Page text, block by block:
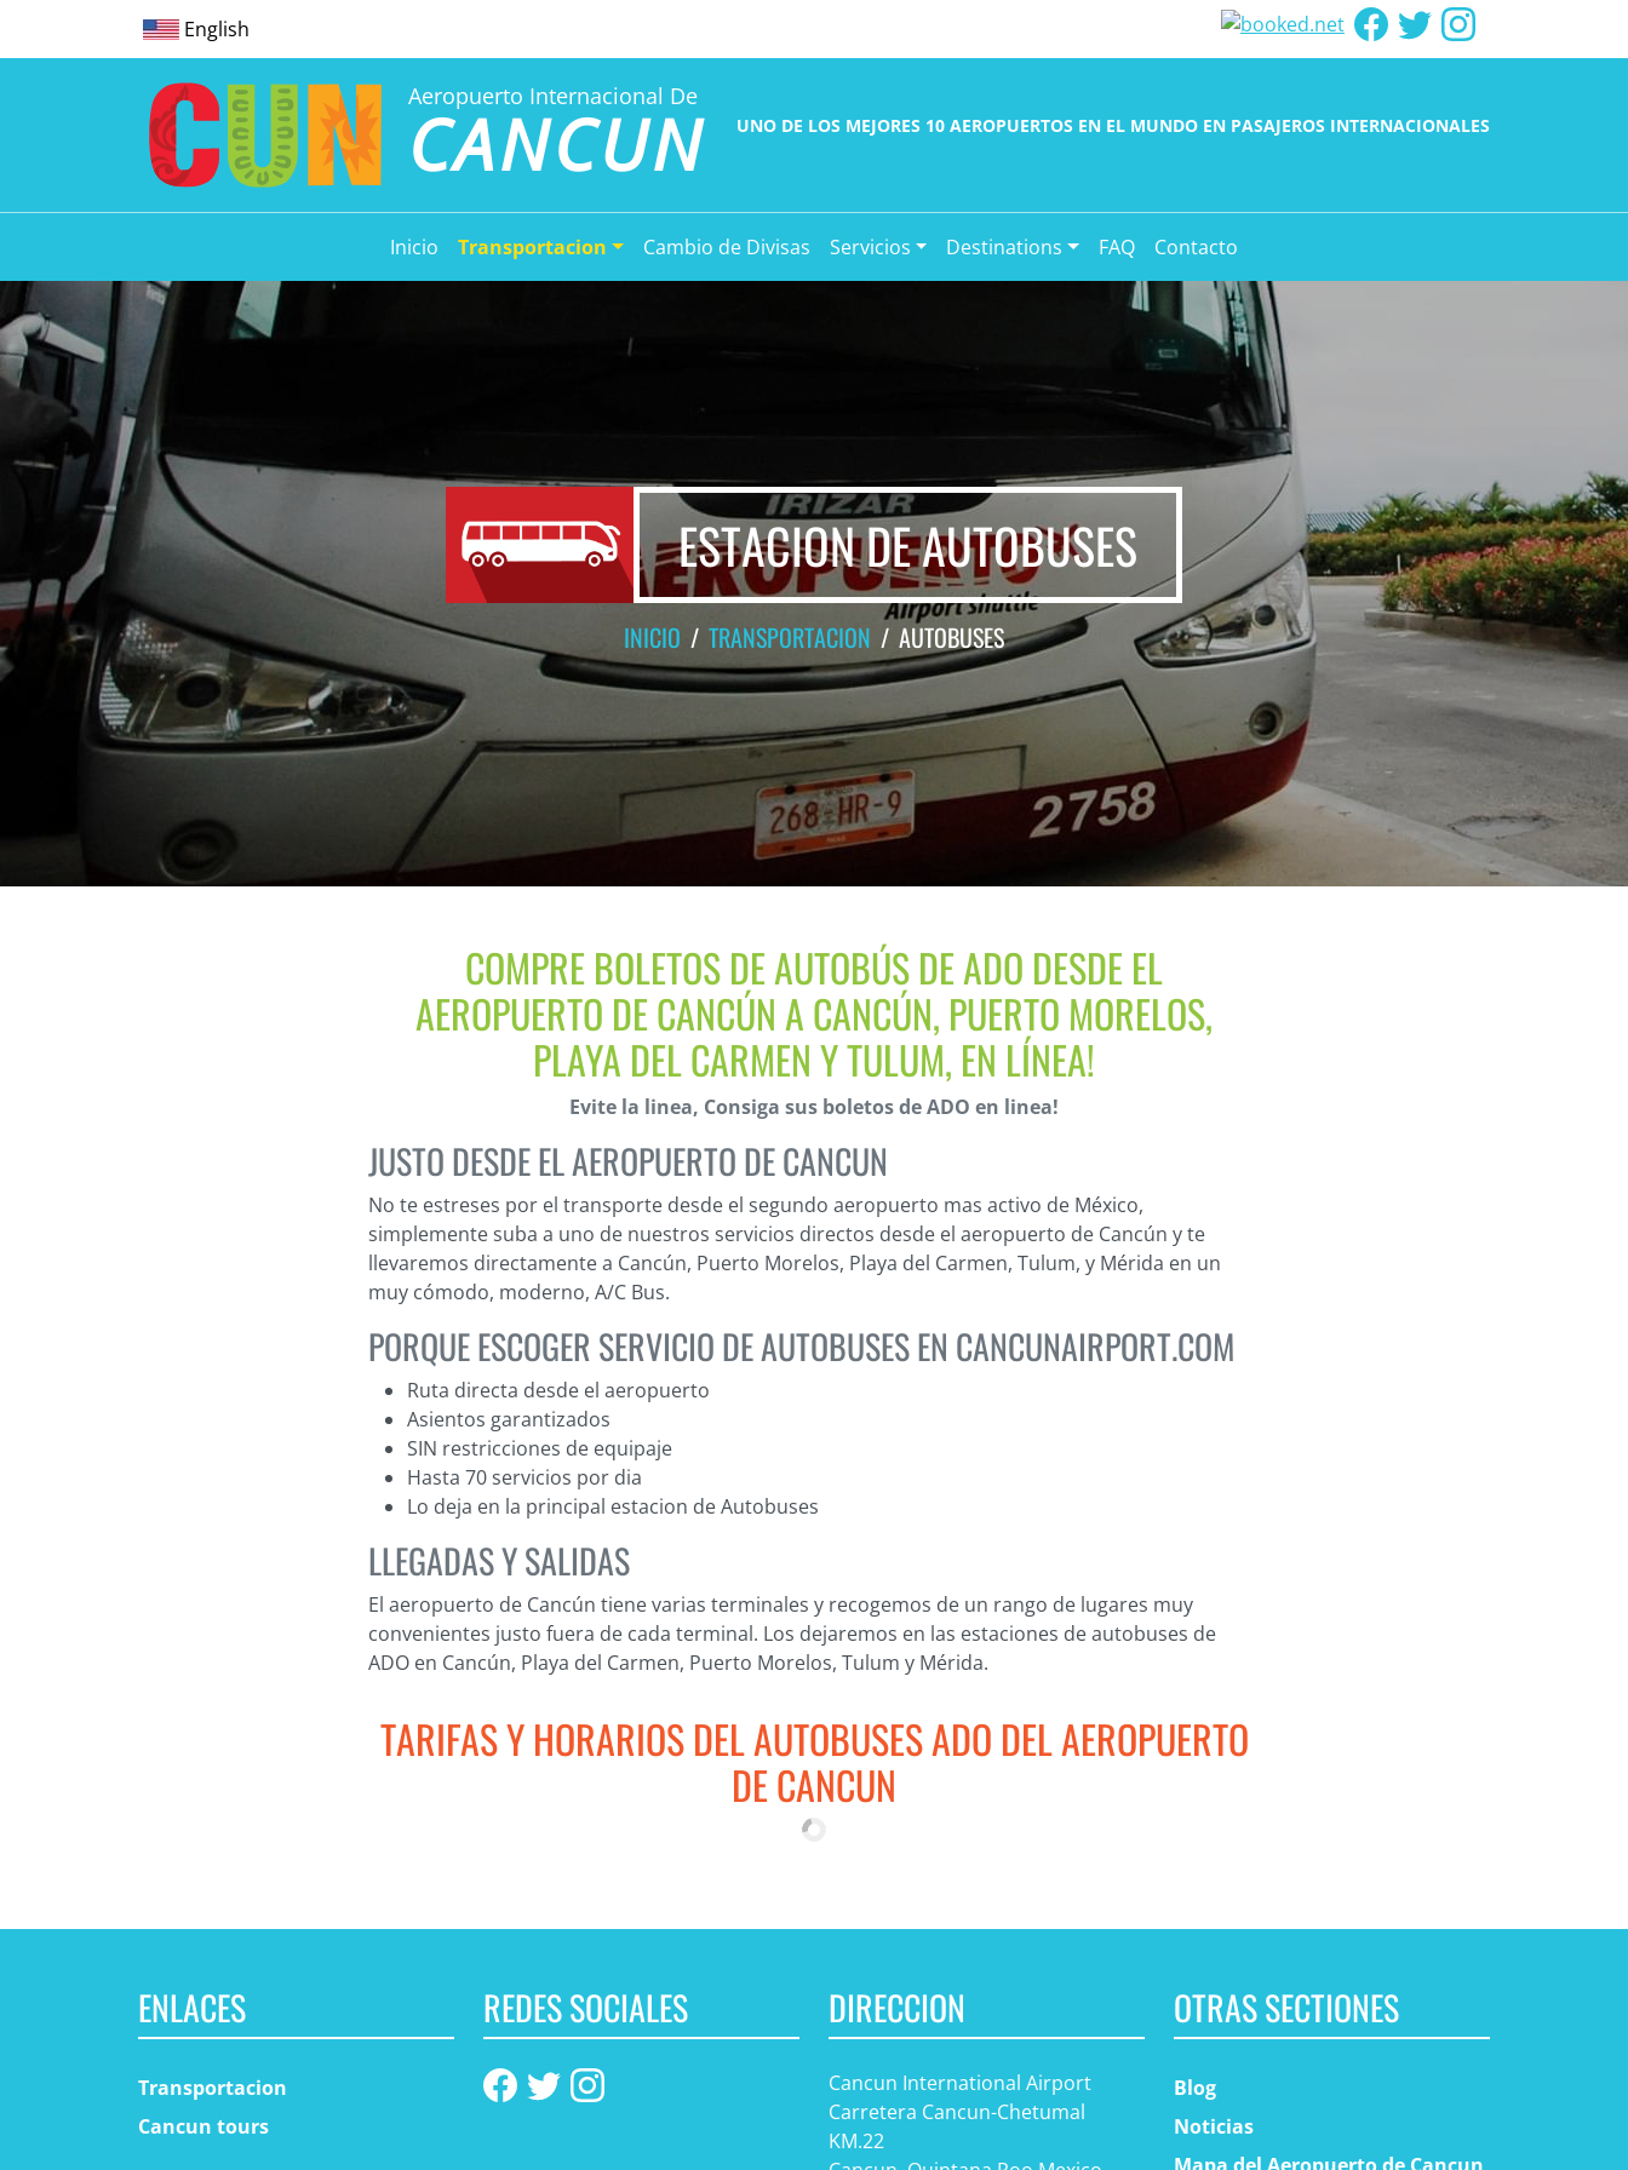
English
Aeropuerto Internacional De
CANCUN UNO DE LOS MEJORES 10 AEROPUERTOS EN EL MUNDO EN PASAJEROS INTERNACIONALES
Inicio Transportacion Cambio de Divisas Servicios Destinations FAQ Contacto
ESTACION DE AUTOBUSES
INICIO TRANSPORTACION AUTOBUSES
COMPRE BOLETOS DE AUTOBÚS DE ADO DESDE EL
AEROPUERTO DE CANCÚN A CANCÚN, PUERTO MORELOS,
PLAYA DEL CARMEN Y TULUM, EN LÍNEA!
Evite la linea, Consiga sus boletos de ADO en linea!
JUSTO DESDE EL AEROPUERTO DE CANCUN
No te estreses por el transporte desde el segundo aeropuerto mas activo de México,
simplemente suba a uno de nuestros servicios directos desde el aeropuerto de Cancún y te
llevaremos directamente a Cancún, Puerto Morelos, Playa del Carmen, Tulum, y Mérida en un
muy cómodo, moderno, A/C Bus.
PORQUE ESCOGER SERVICIO DE AUTOBUSES EN CANCUNAIRPORT.COM
Ruta directa desde el aeropuerto
Asientos garantizados
SIN restricciones de equipaje
Hasta 70 servicios por dia
Lo deja en la principal estacion de Autobuses
LLEGADAS Y SALIDAS
El aeropuerto de Cancún tiene varias terminales y recogemos de un rango de lugares muy
convenientes justo fuera de cada terminal. Los dejaremos en las estaciones de autobuses de
ADO en Cancún, Playa del Carmen, Puerto Morelos, Tulum y Mérida.
TARIFAS Y HORARIOS DEL AUTOBUSES ADO DEL AEROPUERTO
DE CANCUN
ENLACES
Transportacion
Cancun tours
REDES SOCIALES DIRECCION
Cancun International Airport
Carretera Cancun-Chetumal
KM.22
OTRAS SECTIONES
Blog
Noticias